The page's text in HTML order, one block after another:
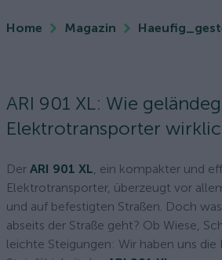
Home Magazin
ARI 901 XL: Wie
Elektrotransporter
Der ARI 901 XL, ein kompakter und
Elektrotransporter, überzeugt vor
und auf befestigten Straßen. Doch
abseits der Straße geht? Ob Wiese,
leichte Steigungen: Wir haben uns die